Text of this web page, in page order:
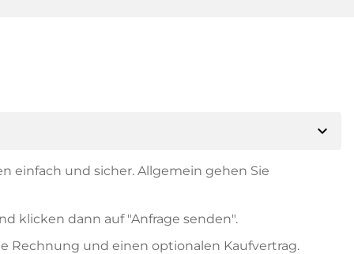
expand_more
einfach und sicher. Allgemein gehen Sie
klicken dann auf "Anfrage senden".
Rechnung und einen optionalen Kaufvertrag.